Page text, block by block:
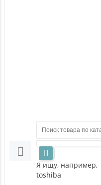
Я ищу, например,
toshiba